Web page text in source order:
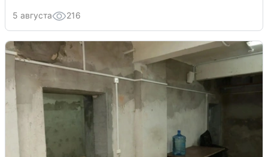
5 августа 216